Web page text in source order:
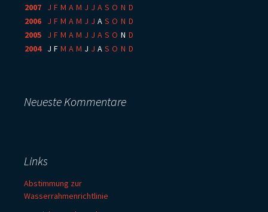
2007
J F M A M J J A S O N D
2006
J F M A M J J A S O N D
2005
J F M A M J J A S O N D
2004: J F M A M J J A S O N D
Neueste Kommentare
Links
Abstimmung zur
Wasserrahmenrichtlinie